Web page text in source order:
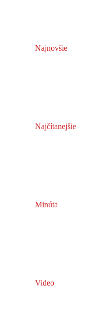
Najnovšie
Najčítanejšie
Minúta
Video